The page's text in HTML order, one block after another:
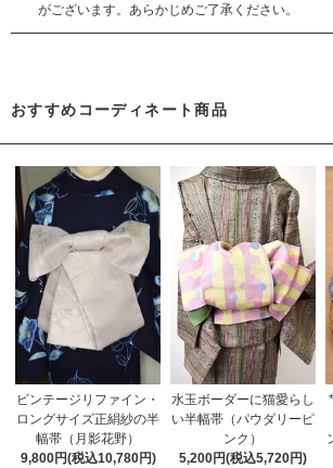
がございます。あらかじめご了承ください。
おすすめコーディネート商品
ビンテージリファイン・
ロングサイズ正絹紗の半
幅帯（月影花野）
9,800円(税込10,780円)
水玉ボーダーに猫愛らし
い半幅帯（パウダリーピ
ンク）
5,200円(税込5,720円)